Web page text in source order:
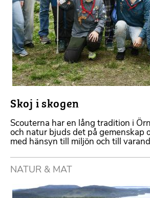
Skoj i skogen
Scouterna har en lång tradition i
och natur bjuds det på gemenskap
med hänsyn till miljön och till
NATUR & MAT